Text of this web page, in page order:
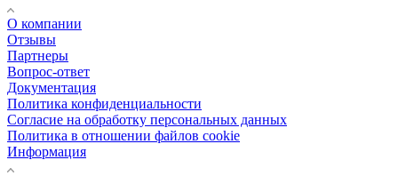
О компании
Отзывы
Партнеры
Вопрос-ответ
Документация
Политика конфиденциальности
Согласие на обработку персональных данных
Политика в отношении файлов cookie
Информация